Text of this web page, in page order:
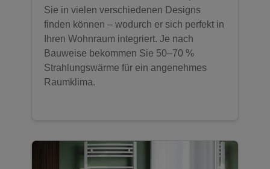
Sie in vielen verschiedenen Designs
finden können – wodurch er sich perfekt in
Ihren Wohnraum integriert. Je nach
Bauweise bekommen Sie 50–70 %
Strahlungswärme für ein angenehmes
Raumklima.